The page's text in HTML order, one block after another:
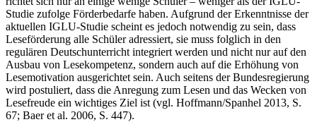
richtet sich nur an einige wenige Schüler – weniger als der IGLU-
Studie zufolge Förderbedarfe haben. Aufgrund der Erkenntnisse der
aktuellen IGLU-Studie scheint es jedoch notwendig zu sein, dass
Leseförderung alle Schüler adressiert, sie muss folglich in den
regulären Deutschunterricht integriert werden und nicht nur auf den
Ausbau von Lesekompetenz, sondern auch auf die Erhöhung von
Lesemotivation ausgerichtet sein. Auch seitens der Bundesregierung
wird postuliert, dass die Anregung zum Lesen und das Wecken von
Lesefreude ein wichtiges Ziel ist (vgl. Hoffmann/Spanhel